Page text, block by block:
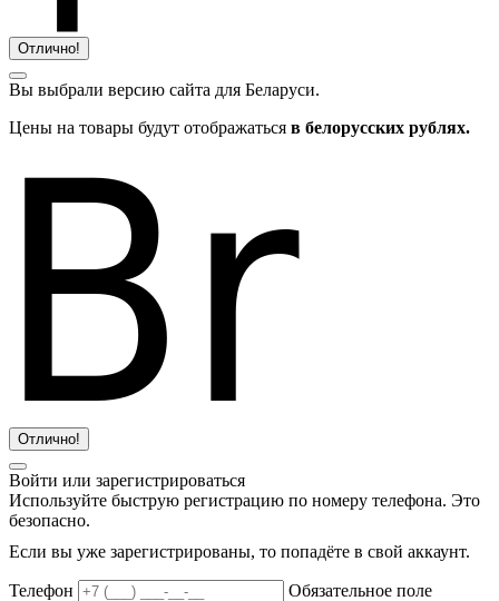
Отлично!
Вы выбрали версию сайта для Беларуси.
Цены на товары будут отображаться в белорусских рублях.
Отлично!
Войти или зарегистрироваться
Используйте быструю регистрацию по номеру телефона. Это
безопасно.
Если вы уже зарегистрированы, то попадёте в свой аккаунт.
Телефон
Обязательное поле